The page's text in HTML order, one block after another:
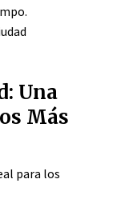
Una
Más
para los